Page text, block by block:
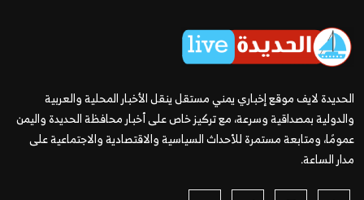
الحديدة لايف موقع إخباري يمني مستقل ينقل الأخبار المحلية والعربية
والدولية بمصداقية وسرعة، مع تركيز خاص على أخبار محافظة الحديدة واليمن
عمومًا، ومتابعة مستمرة للأحداث السياسية والاقتصادية والاجتماعية على
مدار الساعة.